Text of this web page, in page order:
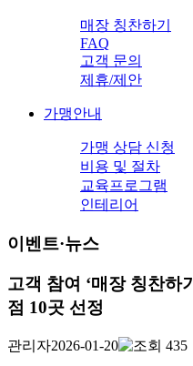
매장 칭찬하기
FAQ
고객 문의
제휴/제안
가맹안내
가맹 상담 신청
비용 및 절차
교육프로그램
인테리어
이벤트·뉴스
고객 참여 ‘매장 칭찬하
점 10곳 선정
관리자2026-01-20 435